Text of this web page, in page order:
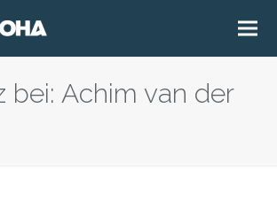
bei: Achim van der